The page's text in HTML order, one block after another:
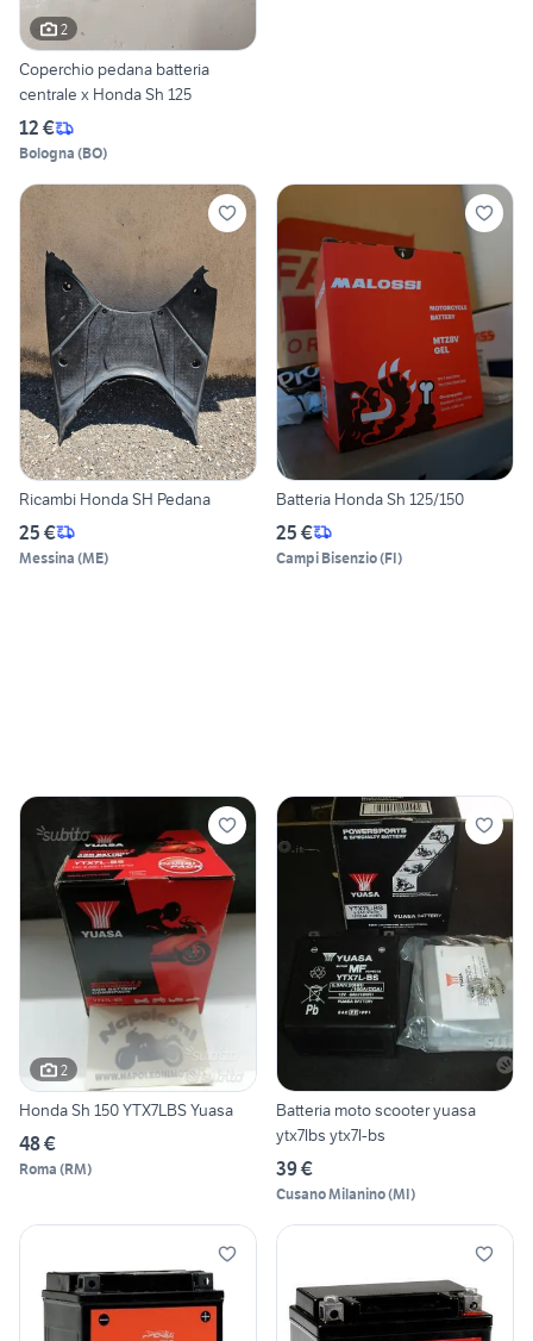
2
Coperchio pedana batteria
centrale x Honda Sh 125
12 €
Bologna (BO)
Ricambi Honda SH Pedana
25 €
Messina (ME)
Batteria Honda Sh 125/150
25 €
Campi Bisenzio(FI)
2
Honda Sh 150 YTX7LBS Yuasa
48 €
Roma (RM)
Batteria moto scooter yuasa
ytx7lbs ytx7l-bs
39 €
Cusano Milanino(MI)